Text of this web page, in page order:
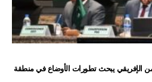
الإفريقي يبحث تطورات الأوضاع في منطقة